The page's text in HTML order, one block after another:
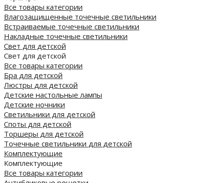
Все товары категории
Влагозащищенные точечные светильники
Встраиваемые точечные светильники
Накладные точечные светильники
Свет для детской
Свет для детской
Все товары категории
Бра для детской
Люстры для детской
Детские настольные лампы
Детские ночники
Светильники для детской
Споты для детской
Торшеры для детской
Точечные светильники для детской
Комплектующие
Комплектующие
Все товары категории